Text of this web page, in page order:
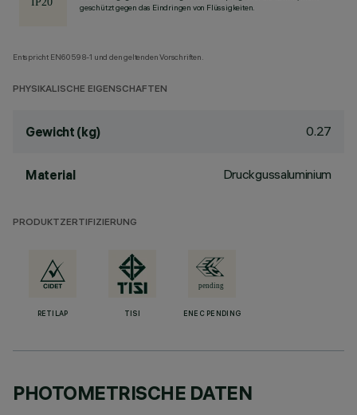
geschützt gegen das Eindringen von Flüssigkeiten.
Entspricht EN60598-1 und den geltenden Vorschriften.
PHYSIKALISCHE EIGENSCHAFTEN
Gewicht (kg) 0.27
Material Druckgussaluminium
PRODUKTZERTIFIZIERUNG
RETILAP TISI ENEC PENDING
PHOTOMETRISCHE DATEN